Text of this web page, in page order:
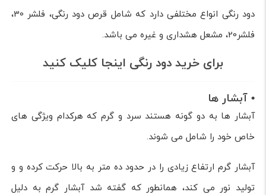
دود رنگی انواع مختلفی دارد که شامل قرص دود رنگی، فلشر 30،
فلشر20، مشعل هشداری و غیره می باشد.
برای خرید دود رنگی اینجا کلیک کنید
• آبشار ها
آبشار ها به دو گونه هستند سرد و گرم که هرکدام ویژگی های
خاص خود را شامل می شوند.
آبشار گرم ارتفاع زیادی را در حدود ده متر به بالا حرکت کرده و و
تولید نور می کند، همانطور که گفته شد آبشار گرم به دلیل